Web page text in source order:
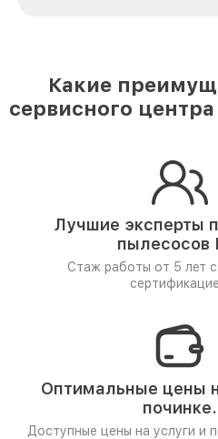
Какие
сервисного
Лучшие эксперты
пылесосов
Стаж работы от 5 лет
Оптимальные цены
починке.
Доступные цены на услуги и